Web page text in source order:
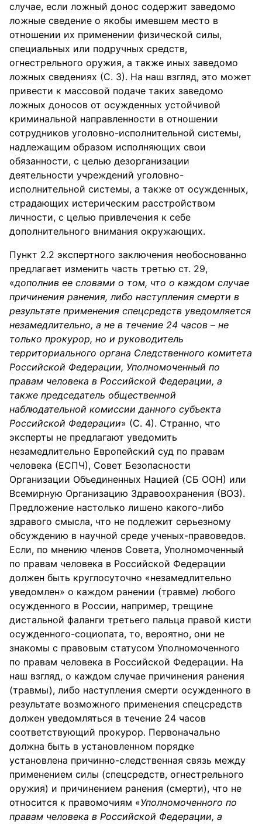
случае, если ложный донос содержит заведомо
ложные сведение о якобы имевшем место в
отношении их применении физической силы,
специальных или подручных средств,
огнестрельного оружия, а также иных заведомо
ложных сведениях (С. 3). На наш взгляд, это может
привести к массовой подаче таких заведомо
ложных доносов от осужденных устойчивой
криминальной направленности в отношении
сотрудников уголовно-исполнительной системы,
надлежащим образом исполняющих свои
обязанности, с целью дезорганизации
деятельности учреждений уголовно-
исполнительной системы, а также от осужденных,
страдающих истерическим расстройством
личности, с целью привлечения к себе
дополнительного внимания окружающих.
Пункт 2.2 экспертного заключения необоснованно
предлагает изменить часть третью ст. 29,
«дополнив ее словами о том, что о каждом случае
причинения ранения, либо наступления смерти в
результате применения спецсредств уведомляется
незамедлительно, а не в течение 24 часов – не
только прокурор, но и руководитель
территориального органа Следственного комитета
Российской Федерации, Уполномоченный по
правам человека в Российской Федерации, а
также председатель общественной
наблюдательной комиссии данного субъекта
Российской Федерации» (С. 4). Странно, что
эксперты не предлагают уведомить
незамедлительно Европейский суд по правам
человека (ЕСПЧ), Совет Безопасности
Организации Объединенных Нацией (СБ ООН) или
Всемирную Организацию Здравоохранения (ВОЗ).
Предложение настолько лишено какого-либо
здравого смысла, что не подлежит серьезному
обсуждению в научной среде ученых-правоведов.
Если, по мнению членов Совета, Уполномоченный
по правам человека в Российской Федерации
должен быть круглосуточно «незамедлительно
уведомлен» о каждом ранении (травме) любого
осужденного в России, например, трещине
дистальной фаланги третьего пальца правой кисти
осужденного-социопата, то, вероятно, они не
знакомы с правовым статусом Уполномоченного
по правам человека в Российской Федерации. На
наш взгляд, о каждом случае причинения ранения
(травмы), либо наступления смерти осужденного в
результате возможного применения спецсредств
должен уведомляться в течение 24 часов
соответствующий прокурор. Первоначально
должна быть в установленном порядке
установлена причинно-следственная связь между
применением силы (спецсредств, огнестрельного
оружия) и причинением ранения (смерти), что не
относится к правомочиям «Уполномоченного по
правам человека в Российской Федерации, а